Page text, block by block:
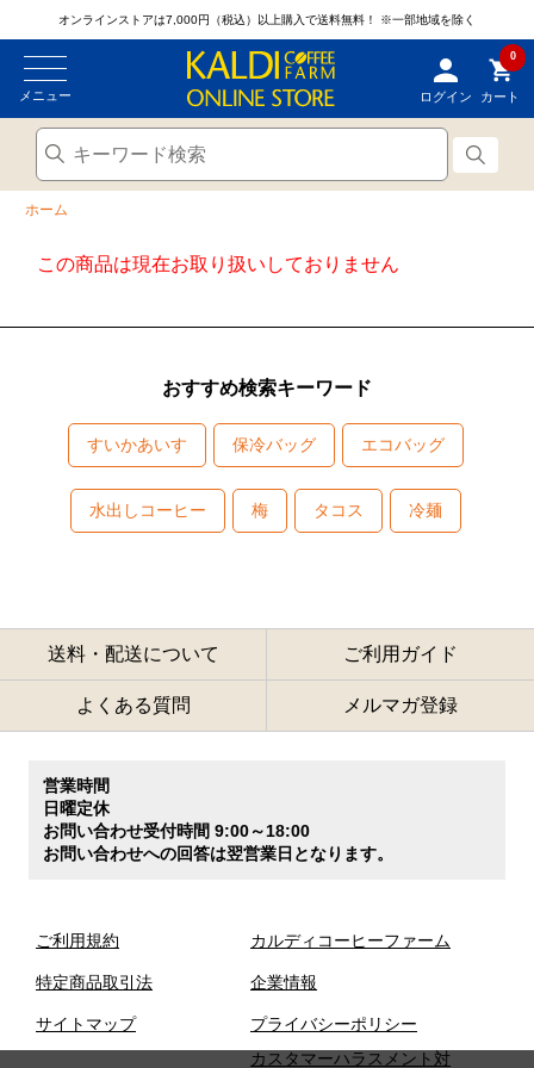
オンラインストアは7,000円（税込）以上購入で送料無料！ ※一部地域を除く
メニュー ログイン
0
カート
ホーム
この商品は現在お取り扱いしておりません
おすすめ検索キーワード
すいかあいす 保冷バッグ エコバッグ
水出しコーヒー 梅 タコス 冷麺
送料・配送について ご利用ガイド
よくある質問 メルマガ登録
営業時間
日曜定休
お問い合わせ受付時間 9:00～18:00
お問い合わせへの回答は翌営業日となります。
ご利用規約
特定商品取引法
サイトマップ
カルディコーヒーファーム
企業情報
プライバシーポリシー
カスタマーハラスメント対